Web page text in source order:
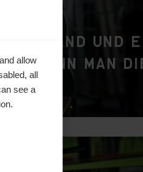
Hand und
kann man
allow
all
see a